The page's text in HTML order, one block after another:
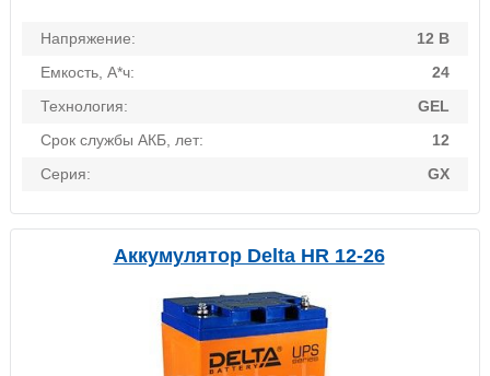
Напряжение:
12 В
Емкость, А*ч:
24
Технология:
GEL
Срок службы АКБ, лет:
12
Серия:
GX
Аккумулятор Delta HR 12-26